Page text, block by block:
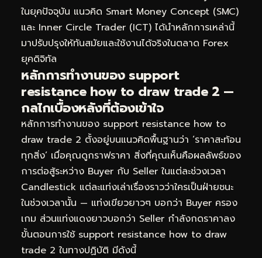
ในยุคปัจจุบัน แนวคิด Smart Money Concept (SMC)
และ Inner Circle Trader (ICT) ได้นำหลักการเหล่านี้
มาปรับปรุงให้ทันสมัยและใช้งานได้จริงในตลาด Forex
ยุคดิจิทัล
หลักการทำงานของ support
resistance how to draw trade 2 —
กลไกเบื้องหลังที่ต้องเข้าใจ
หลักการทำงานของ support resistance how to
draw trade 2 ตั้งอยู่บนแนวคิดพื้นฐานว่า ‘ราคาสะท้อน
ทุกสิ่ง’ เมื่อคุณดูกราฟราคา สิ่งที่คุณเห็นคือผลลัพธ์ของ
การต่อสู้ระหว่าง Buyer กับ Seller ในแต่ละช่วงเวลา
Candlestick แต่ละแท่งเล่าเรื่องราวว่าใครเป็นฝ่ายชนะ
ในช่วงเวลานั้น — แท่งเขียวยาวๆ บอกว่า Buyer ครอง
เกม ส่วนแท่งแดงยาวบอกว่า Seller กำลังกดราคาลง
ขั้นตอนการใช้ support resistance how to draw
trade 2 ในทางปฏิบัติ มีดังนี้